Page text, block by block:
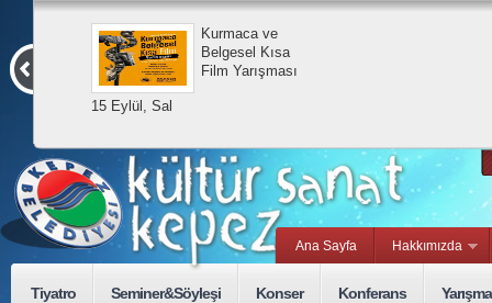
15 Eylül, Sal
Kurmaca ve
Belgesel Kısa
Film Yarışması
Ana Sayfa Hakkımızda
Tiyatro Seminer&Söyleşi Konser Konferans Yarışma